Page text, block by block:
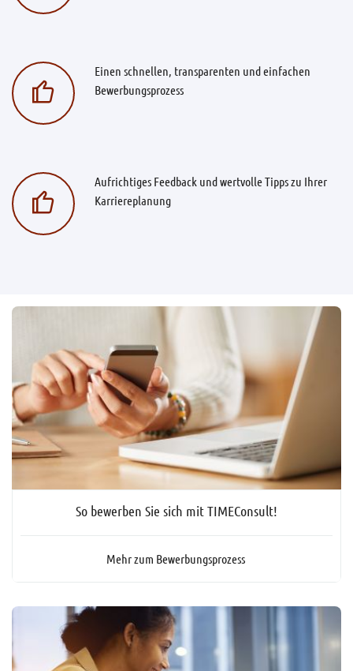
Einen schnellen, transparenten und einfachen
Bewerbungsprozess
Aufrichtiges Feedback und wertvolle Tipps zu Ihrer
Karriereplanung
So bewerben Sie sich mit TIMEConsult!
Mehr zum Bewerbungsprozess